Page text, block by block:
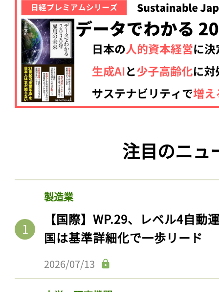
注目のニュ
製造業
【国際】WP.29、レベル4自動
国は基準詳細化で一歩リード
2026/07/13